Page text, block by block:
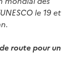
le 19 et
route pour un